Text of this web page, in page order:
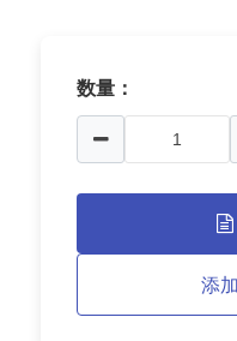
数量：
添